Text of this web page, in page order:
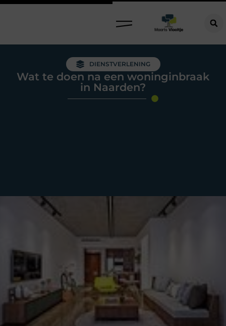
DIENSTVERLENING
Wat te doen na een woninginbraak
in Naarden?